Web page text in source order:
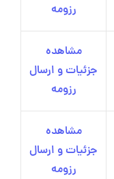
رزومه
مشاهده
جزئیات و ارسال
رزومه
مشاهده
جزئیات و ارسال
رزومه